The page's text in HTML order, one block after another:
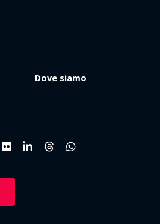
Dove siamo